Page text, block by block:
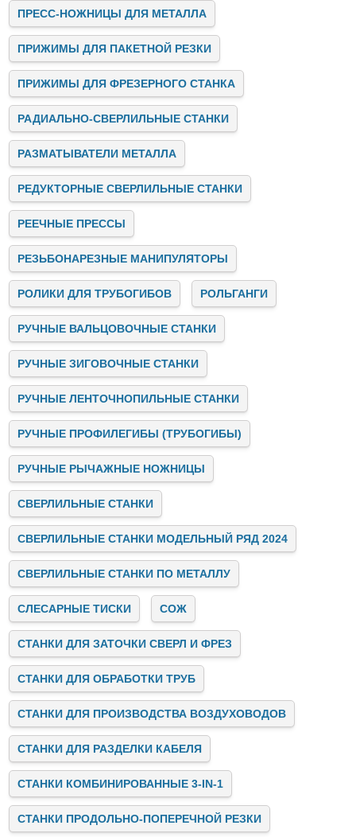
обслуживание оборудования и электричество.
Заключение
Stalex — это лидер на рынке промышленных станков,
предлагающий инновационные, надёжные и
высокопроизводительные решения для бизнеса. Мы
помогаем предприятиям автоматизировать и улучшать
производственные процессы, предоставляя качественное
оборудование, консультации и поддержку на всех этапах
сотрудничества.
Если вы ищете надёжного партнёра для модернизации
своего производства, свяжитесь с нами. Stalex готов
предложить вам лучшие решения для успешного развития
вашего бизнеса!
ПРЕСС-НОЖНИЦЫ ДЛЯ МЕТАЛЛА
ПРИЖИМЫ ДЛЯ ПАКЕТНОЙ РЕЗКИ
ПРИЖИМЫ ДЛЯ ФРЕЗЕРНОГО СТАНКА
РАДИАЛЬНО-СВЕРЛИЛЬНЫЕ СТАНКИ
РАЗМАТЫВАТЕЛИ МЕТАЛЛА
РЕДУКТОРНЫЕ СВЕРЛИЛЬНЫЕ СТАНКИ
РЕЕЧНЫЕ ПРЕССЫ
РЕЗЬБОНАРЕЗНЫЕ МАНИПУЛЯТОРЫ
РОЛИКИ ДЛЯ ТРУБОГИБОВ РОЛЬГАНГИ
РУЧНЫЕ ВАЛЬЦОВОЧНЫЕ СТАНКИ
РУЧНЫЕ ЗИГОВОЧНЫЕ СТАНКИ
РУЧНЫЕ ЛЕНТОЧНОПИЛЬНЫЕ СТАНКИ
РУЧНЫЕ ПРОФИЛЕГИБЫ (ТРУБОГИБЫ)
РУЧНЫЕ РЫЧАЖНЫЕ НОЖНИЦЫ
СВЕРЛИЛЬНЫЕ СТАНКИ
СВЕРЛИЛЬНЫЕ СТАНКИ МОДЕЛЬНЫЙ РЯД 2024
СВЕРЛИЛЬНЫЕ СТАНКИ ПО МЕТАЛЛУ
СЛЕСАРНЫЕ ТИСКИ СОЖ
СТАНКИ ДЛЯ ЗАТОЧКИ СВЕРЛ И ФРЕЗ
СТАНКИ ДЛЯ ОБРАБОТКИ ТРУБ
СТАНКИ ДЛЯ ПРОИЗВОДСТВА ВОЗДУХОВОДОВ
СТАНКИ ДЛЯ РАЗДЕЛКИ КАБЕЛЯ
СТАНКИ КОМБИНИРОВАННЫЕ 3-IN-1
СТАНКИ ПРОДОЛЬНО-ПОПЕРЕЧНОЙ РЕЗКИ